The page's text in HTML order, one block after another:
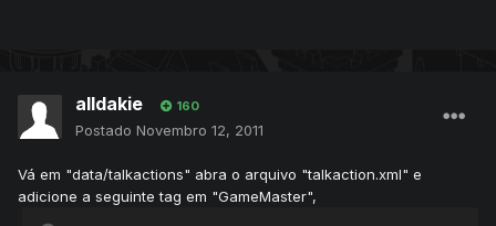
alldakie 160
Postado Novembro 12, 2011
Vá em "data/talkactions" abra o arquivo "talkaction.xml" e
adicione a seguinte tag em "GameMaster",